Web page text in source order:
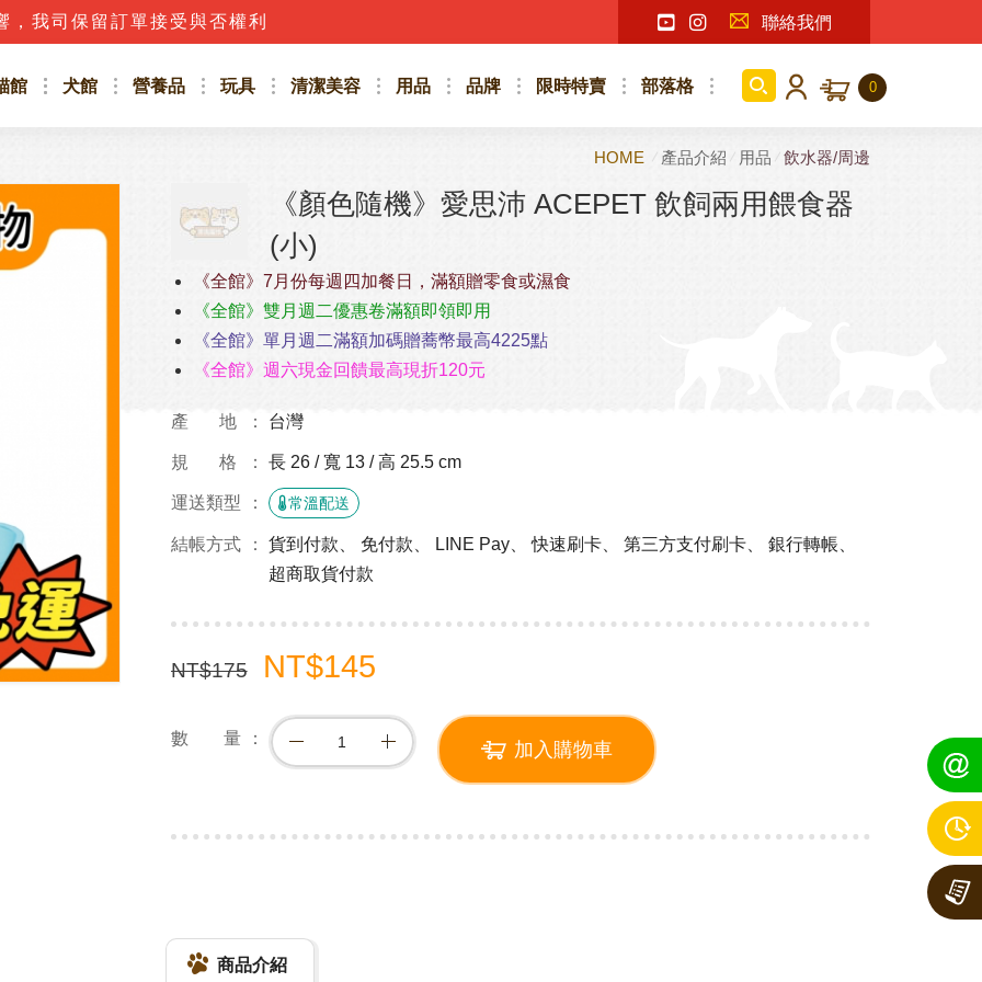
我司保留訂單接受與否權利 聯絡我們
館 犬館 營養品 玩具 清潔美容 用品 品牌 限時特賣 部落格 0
HOME 產品介紹 用品 飲水器/周邊
《顏色隨機》愛思沛 ACEPET 飲飼兩用餵食器
(小)
《全館》7月份每週四加餐日，滿額贈零食或濕食
《全館》雙月週二優惠卷滿額即領即用
《全館》單月週二滿額加碼贈蕎幣最高4225點
《全館》週六現金回饋最高現折120元
產 地 台灣
規 格 長 26 / 寬 13 / 高 25.5 cm
運送類型 常溫配送
結帳方式
貨到付款、 免付款、 LINE Pay、 快速刷卡、 第三方支付刷卡、 銀行轉帳、
超商取貨付款
NT$175 NT$145
數 量
加入購物車
商品介紹